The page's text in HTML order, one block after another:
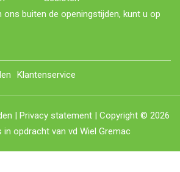
buiten de openingstijden, kunt u op
Klantenservice
Privacy statement | Copyright © 2026
in opdracht van vd Wiel Gremac